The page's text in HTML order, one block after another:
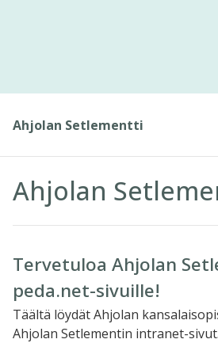
Ahjolan Setlementti
Ahjolan
Tervetuloa Ahjolan
peda.net-sivuille!
Täältä löydät Ahjolan
Ahjolan Setlementin intranet-sivut.